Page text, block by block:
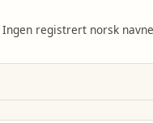
Ingen registrert norsk